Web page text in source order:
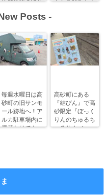
店舗建物の取り
クセス解析と人
Posts -
毎週水曜日は高
砂町の旧サンモ
ール跡地へ！ア
ルカ駐車場内に
週替わりでキッ
高砂町にある
『結びん』で高
砂限定『ぼっく
りんのちゅるち
ゅるりん♪シー